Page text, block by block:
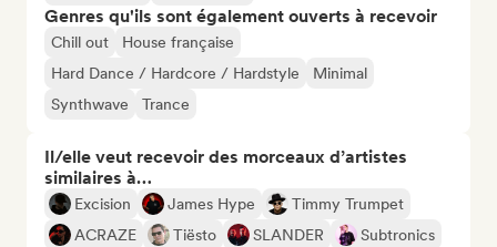
Genres qu'ils sont également ouverts à recevoir
Chill out
House française
Hard Dance / Hardcore / Hardstyle
Minimal
Synthwave
Trance
Il/elle veut recevoir des morceaux d’artistes
similaires à…
Excision James Hype
Timmy Trumpet
ACRAZE
Tiësto SLANDER
Subtronics